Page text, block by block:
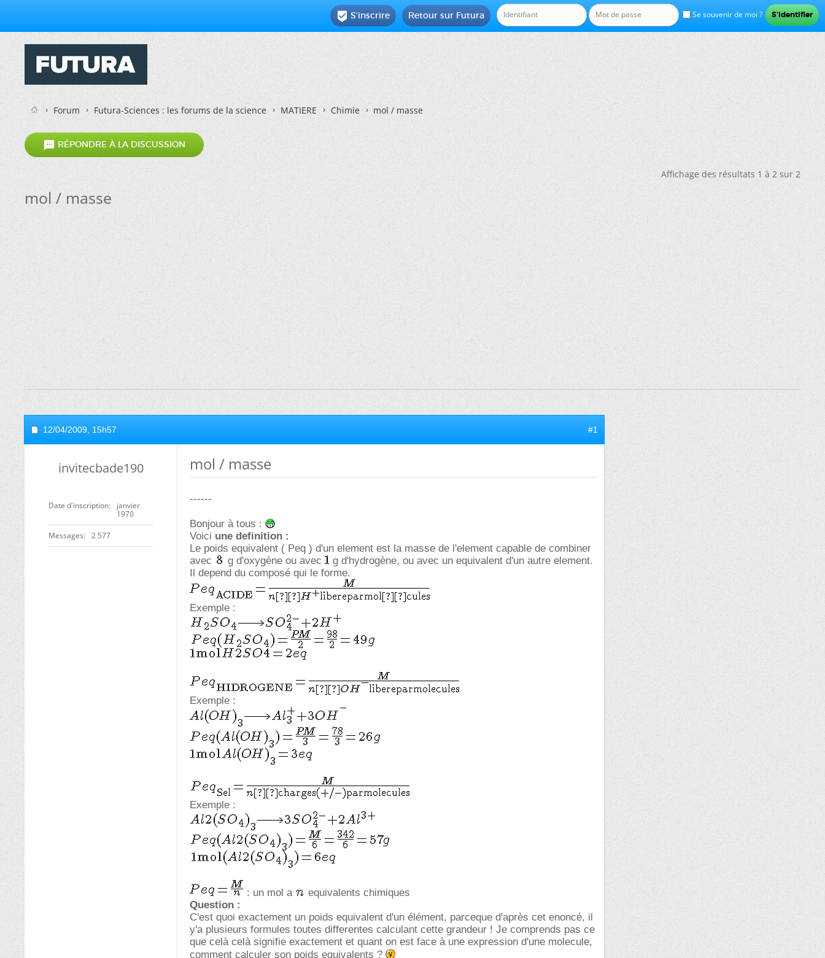
Se souvenir de moi ?
Retour sur Futura
 S'inscrire
Forum Futura-Sciences : les forums de la science MATIERE Chimie mol / masse
 RÉPONDRE À LA DISCUSSION
Affichage des résultats 1 à 2 sur 2
mol / masse
12/04/2009, 15h57 #1
invitecbade190
Date d'inscription
janvier
1970
Messages 2 577
mol / masse
------
Bonjour à tous :
Voici une definition :
Le poids equivalent ( Peq ) d'un element est la masse de l'element capable de combiner
avec
g d'oxygène ou avec
g d'hydrogène, ou avec un equivalent d'un autre element.
Il depend du composé qui le forme.
Exemple :
Exemple :
Exemple :
: un mol a
equivalents chimiques
Question :
C'est quoi exactement un poids equivalent d'un élément, parceque d'après cet enoncé, il
y'a plusieurs formules toutes differentes calculant cette grandeur ! Je comprends pas ce
que celà celà signifie exactement et quant on est face à une expression d'une molecule,
comment calculer son poids equivalents ?